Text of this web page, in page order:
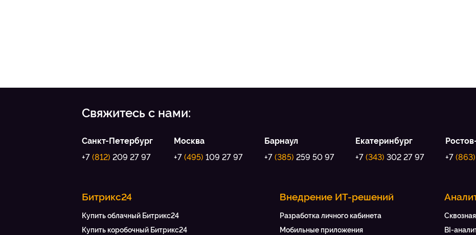
Свяжитесь с нами:
Санкт-Петербург
+7 (812) 209 27 97
Москва
+7(495) 109 27 97
Барнаул
+7 (385) 259 50 97
Екатеринбург
+7 (343) 302 27 97
+7(863)
Битрикс24
Купить облачный Битрикс24
Купить коробочный Битрикс24
Внедрение ИТ-решений
Разработка личного кабинета
Мобильные приложения
BI-